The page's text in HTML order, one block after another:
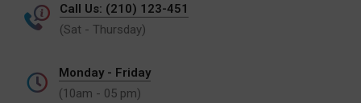
Call Us: (210) 123-451
(Sat - Thursday)
Monday - Friday
(10am - 05 pm)